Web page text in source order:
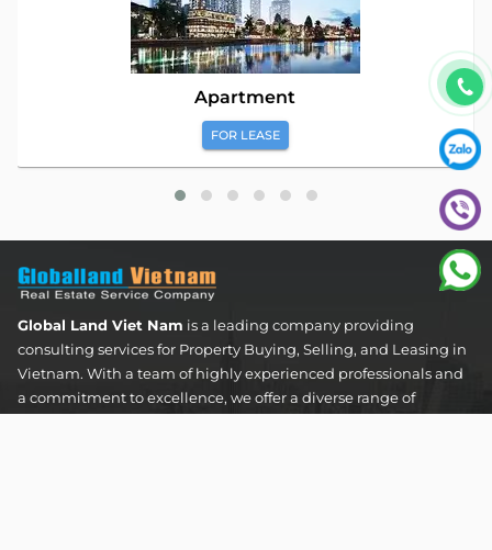
Apartment
FOR LEASE
Global Land Viet Nam is a leading company providing
consulting services for Property Buying, Selling, and Leasing in
Vietnam. With a team of highly experienced professionals and
a commitment to excellence, we offer a diverse range of